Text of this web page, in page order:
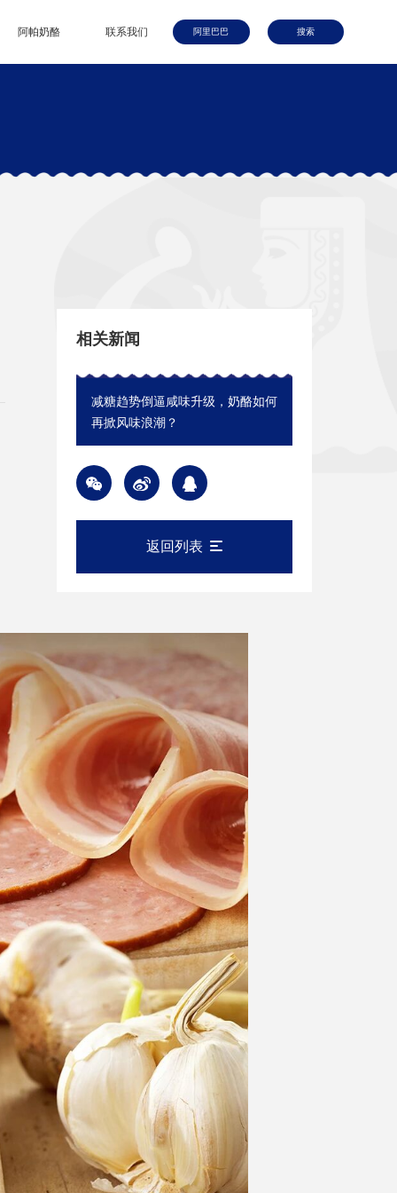
阿帕奶酪 联系我们 阿里巴巴 搜索
相关新闻
减糖趋势倒逼咸味升级，奶酪如何
再掀风味浪潮？
返回列表